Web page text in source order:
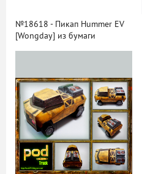
№18618 - Пикап Hummer EV
[Wongday] из бумаги